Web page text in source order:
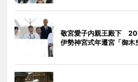
敬宮愛子内親王殿下
伊勢神宮式年遷宮「御木